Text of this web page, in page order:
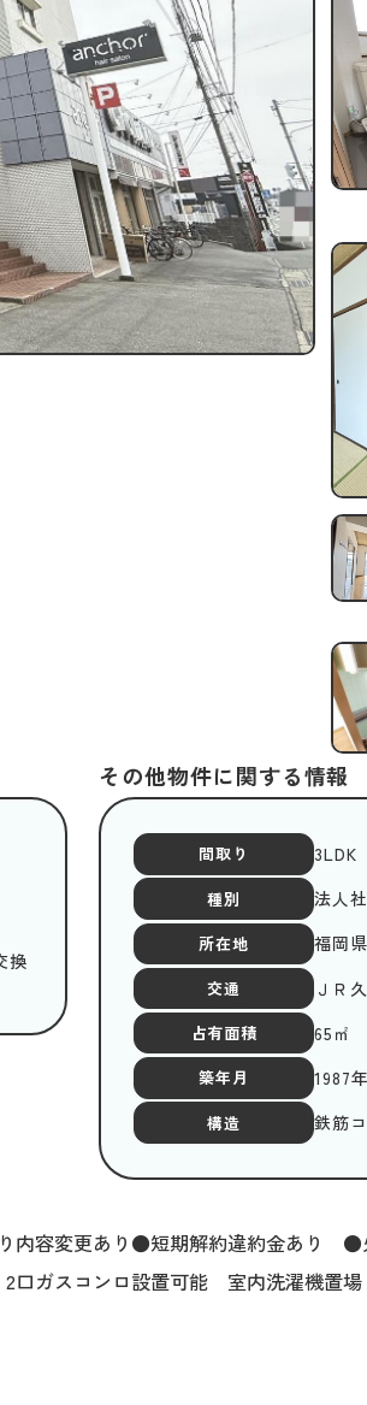
換
その他物件に関する情報
間取り 3LDK
種別 法人
所在地 福岡
交通 ＪＲ
占有面積 65 ㎡
築年月 1987
構造 鉄筋
内容変更あり●短期解約違約金あ
口ガスコンロ設置可能 室内洗濯機